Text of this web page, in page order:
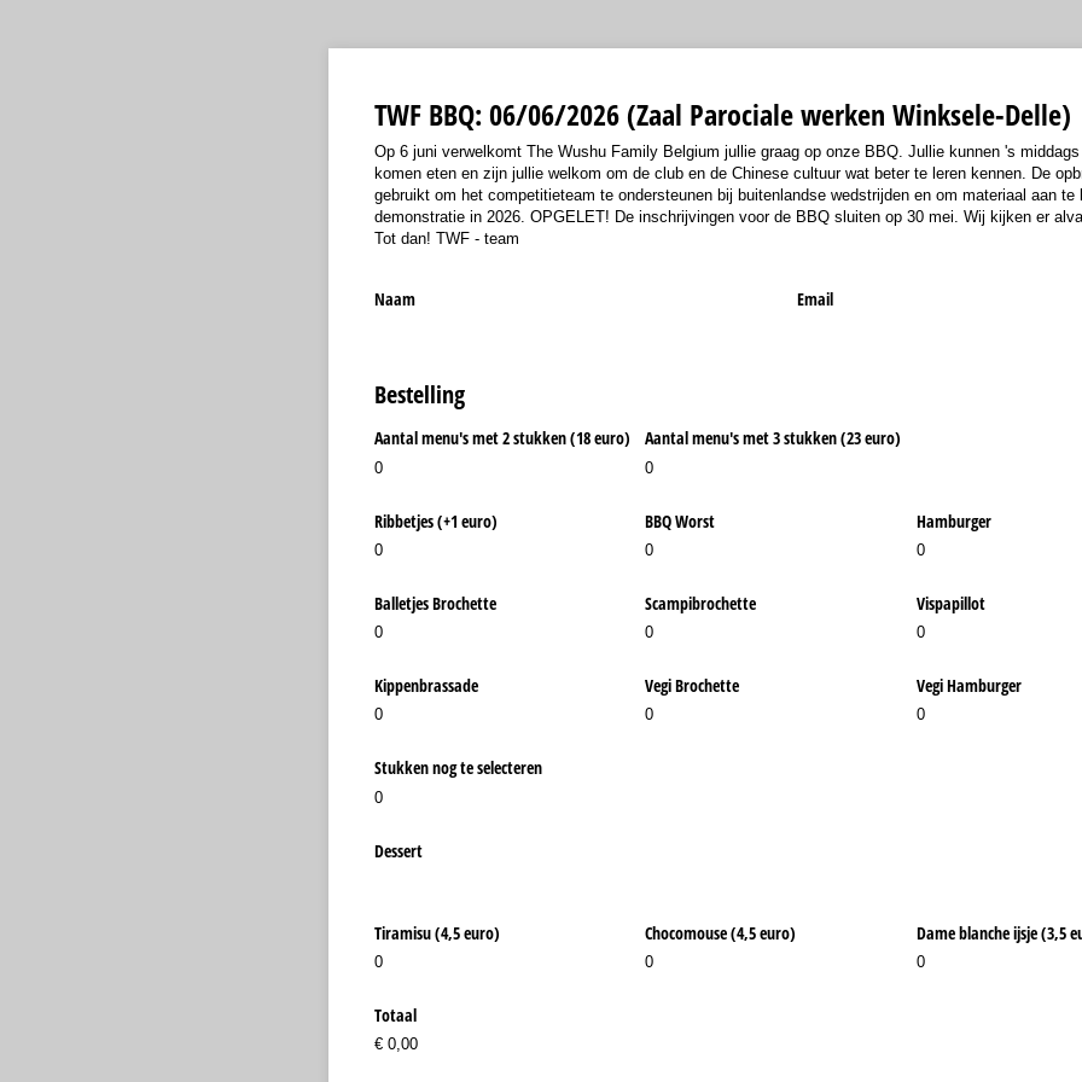
TWF BBQ: 06/06/2026 (Zaal Parociale werken Winksele-Delle)
Op 6 juni verwelkomt The Wushu Family Belgium jullie graag op onze BBQ. Jullie kunnen 's
komen eten en zijn jullie welkom om de club en de Chinese cultuur wat beter te leren kennen. De
gebruikt om het competitieteam te ondersteunen bij buitenlandse wedstrijden en om materiaal aan te
demonstratie in 2026. OPGELET! De inschrijvingen voor de BBQ sluiten op 30 mei. Wij kijken er
Tot dan! TWF - team
Naam Email
Bestelling
Aantal menu's met 2 stukken (18 euro)
0
Aantal menu's met 3 stukken (23 euro)
0
Ribbetjes (+1 euro)
0
BBQ Worst
0
Hamburger
0
Balletjes Brochette
0
Scampibrochette
0
Vispapillot
0
Kippenbrassade
0
Vegi Brochette
0
Vegi Hamburger
0
Stukken nog te selecteren
0
Dessert
Tiramisu (4,5 euro)
0
Chocomouse (4,5 euro)
0
Dame blanche ijsje (3,5
0
Totaal
€ 0,00